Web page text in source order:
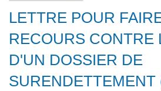
LETTRE POUR
RECOURS CONTRE
D'UN DOSSIER DE
SURENDETTEMENT